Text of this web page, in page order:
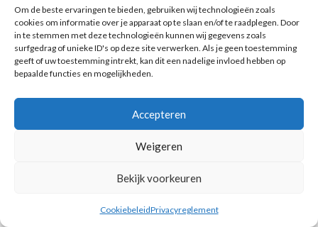
Om de beste ervaringen te bieden, gebruiken wij technologieën zoals
cookies om informatie over je apparaat op te slaan en/of te raadplegen. Door
in te stemmen met deze technologieën kunnen wij gegevens zoals
surfgedrag of unieke ID's op deze site verwerken. Als je geen toestemming
geeft of uw toestemming intrekt, kan dit een nadelige invloed hebben op
bepaalde functies en mogelijkheden.
Accepteren
Weigeren
Bekijk voorkeuren
CookiebeleidPrivacyreglement
LINKS
VACATURES
BLOGS
CONTACT
Tel:06-45014474
info@kraamzorgddp.nl
© 2021-2026 Kraamzorg De Drie Provinciën
Home|Aanmelden|Over ons|Blog|Contact